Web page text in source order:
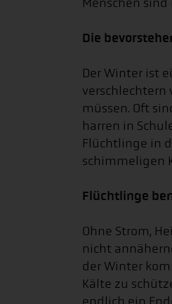
Menschen
Die
Der Winter ist
verschlechtern
müssen. Oft
harren in
Flüchtlinge in
schimmeligen
Flüchtlinge
Ohne Strom,
nicht
der Winter
Kälte zu